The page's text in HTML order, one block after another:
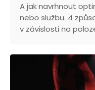
A jak navrhnout
nebo službu. 4
v závislosti na